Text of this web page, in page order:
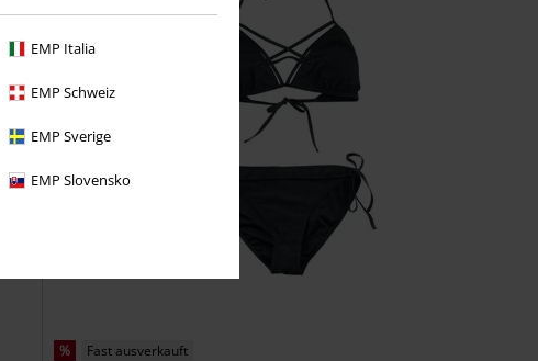
EMP Italia
EMP Schweiz
EMP Sverige
EMP Slovensko
% Fast ausverkauft